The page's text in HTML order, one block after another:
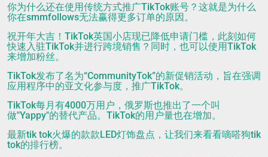
你为什么还在使用传统方式推广TikTok账号？这就是为什么
你在smmfollows无法赢得更多订单的原因。
祝开年大吉！TikTok英国小店现已降低申请门槛，此刻如何
快速入驻TikTok并进行跨境销售？同时，也可以使用TikTok
来增加粉丝。
TikTok发布了名为“CommunityTok”的新促销活动，旨在强调
应用程序中的亚文化参与度，推广TikTok。
TikTok每月有4000万用户，俄罗斯也推出了一个叫
做"Yappy"的替代产品。TikTok的用户量也在增加。
最新tik tok火爆的款款LED灯饰盘点，让我们来看看嘀嗒狗tik
tok的排行榜。